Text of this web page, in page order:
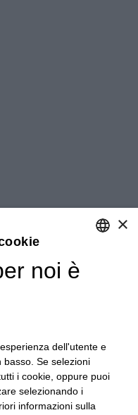
×
noi è
dell'utente e
basso. Se selezioni
i cookie, oppure puoi
selezionando i
informazioni sulla